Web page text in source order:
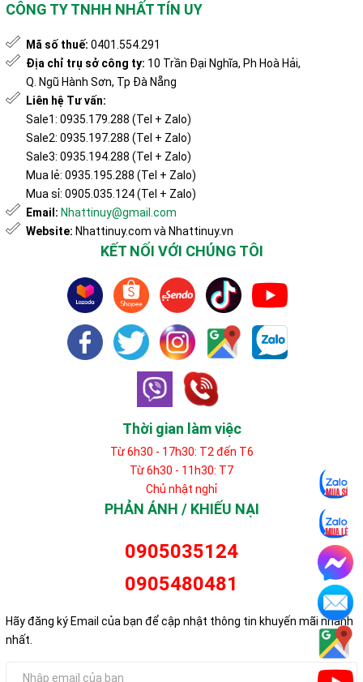
CÔNG TY TNHH NHẤT TÍN UY
Mã số thuế: 0401.554.291
Địa chỉ trụ sở công ty: 10 Trần Đại Nghĩa, Ph Hoà Hải,
Q. Ngũ Hành Sơn, Tp Đà Nẵng
Liên hệ Tư vấn:
Sale1: 0935.179.288 (Tel + Zalo)
Sale2: 0935.197.288 (Tel + Zalo)
Sale3: 0935.194.288 (Tel + Zalo)
Mua lẻ: 0935.195.288 (Tel + Zalo)
Mua sỉ: 0905.035.124 (Tel + Zalo)
Email: Nhattinuy@gmail.com
Website: Nhattinuy.com và Nhattinuy.vn
KẾT NỐI VỚI CHÚNG TÔI
Thời gian làm việc
Từ 6h30 - 17h30: T2 đến T6
Từ 6h30 - 11h30: T7
Chủ nhật nghỉ
PHẢN ÁNH / KHIẾU NẠI
0905035124
0905480481
Hãy đăng ký Email của bạn để cập nhật thông tin khuyến mãi nhanh
nhất.